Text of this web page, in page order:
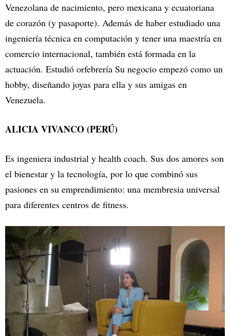
Venezolana de nacimiento, pero mexicana y ecuatoriana
de corazón (y pasaporte). Además de haber estudiado una
ingeniería técnica en computación y tener una maestría en
comercio internacional, también está formada en la
actuación. Estudió orfebrería Su negocio empezó como un
hobby, diseñando joyas para ella y sus amigas en
Venezuela.
ALICIA VIVANCO (PERÚ)
Es ingeniera industrial y health coach. Sus dos amores son
el bienestar y la tecnología, por lo que combinó sus
pasiones en su emprendimiento: una membresia universal
para diferentes centros de fitness.